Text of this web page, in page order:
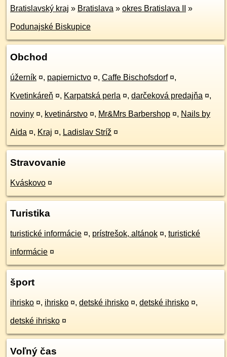
Bratislavský kraj » Bratislava » okres Bratislava II »
Podunajské Biskupice
Obchod
úžerník ¤, papiernictvo ¤, Caffe Bischofsdorf ¤,
Kvetinkáreň ¤, Karpatská perla ¤, darčeková predajňa ¤,
noviny ¤, kvetinárstvo ¤, Mr&Mrs Barbershop ¤, Nails by
Aida ¤, Kraj ¤, Ladislav Stríž ¤
Stravovanie
Kváskovo ¤
Turistika
turistické informácie ¤, prístrešok, altánok ¤, turistické
informácie ¤
šport
ihrisko ¤, ihrisko ¤, detské ihrisko ¤, detské ihrisko ¤,
detské ihrisko ¤
Voľný čas